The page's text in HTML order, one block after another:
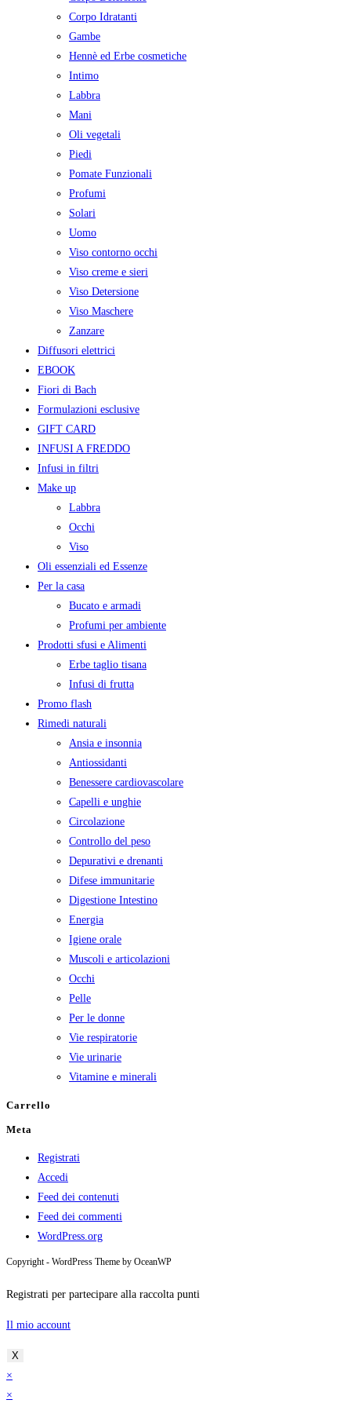
Corpo Idratanti
Gambe
Hennè ed Erbe cosmetiche
Intimo
Labbra
Mani
Oli vegetali
Piedi
Pomate Funzionali
Profumi
Solari
Uomo
Viso contorno occhi
Viso creme e sieri
Viso Detersione
Viso Maschere
Zanzare
Diffusori elettrici
EBOOK
Fiori di Bach
Formulazioni esclusive
GIFT CARD
INFUSI A FREDDO
Infusi in filtri
Make up
Labbra
Occhi
Viso
Oli essenziali ed Essenze
Per la casa
Bucato e armadi
Profumi per ambiente
Prodotti sfusi e Alimenti
Erbe taglio tisana
Infusi di frutta
Promo flash
Rimedi naturali
Ansia e insonnia
Antiossidanti
Benessere cardiovascolare
Capelli e unghie
Circolazione
Controllo del peso
Depurativi e drenanti
Difese immunitarie
Digestione Intestino
Energia
Igiene orale
Muscoli e articolazioni
Occhi
Pelle
Per le donne
Vie respiratorie
Vie urinarie
Vitamine e minerali
Carrello
Meta
Registrati
Accedi
Feed dei contenuti
Feed dei commenti
WordPress.org
Copyright - WordPress Theme by OceanWP
Registrati per partecipare alla raccolta punti
Il mio account
X
×
×